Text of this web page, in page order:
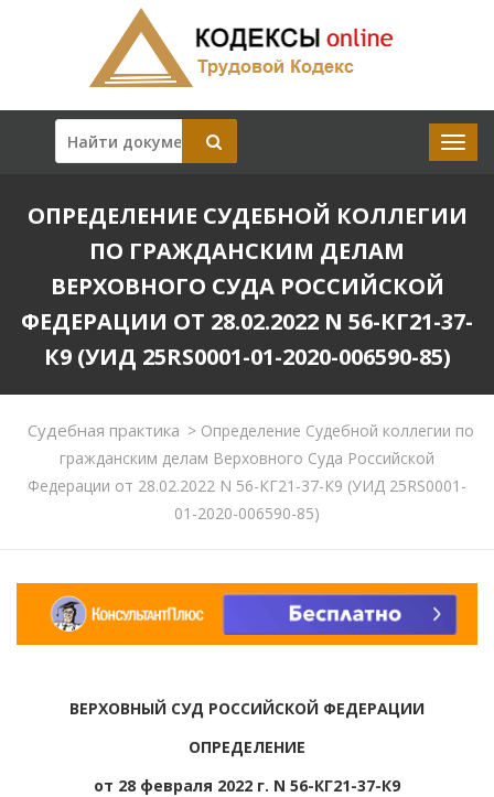
ОПРЕДЕЛЕНИЕ СУДЕБНОЙ КОЛЛЕГИИ
ПО ГРАЖДАНСКИМ ДЕЛАМ
ВЕРХОВНОГО СУДА РОССИЙСКОЙ
ФЕДЕРАЦИИ ОТ 28.02.2022 N 56-КГ21-37-
К9 (УИД 25RS0001-01-2020-006590-85)
Судебная практика > Определение Судебной коллегии по
гражданским делам Верховного Суда Российской
Федерации от 28.02.2022 N 56-КГ21-37-К9 (УИД 25RS0001-
01-2020-006590-85)
ВЕРХОВНЫЙ СУД РОССИЙСКОЙ ФЕДЕРАЦИИ
ОПРЕДЕЛЕНИЕ
от 28 февраля 2022 г. N 56-КГ21-37-К9